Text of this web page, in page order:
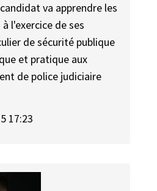
va apprendre les
l'exercice de ses
de sécurité publique
et pratique aux
de police judiciaire
17:23